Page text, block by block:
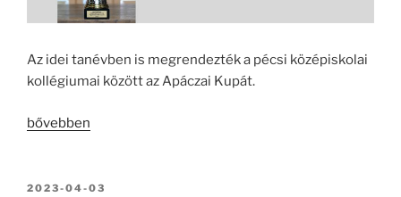
Az idei tanévben is megrendezték a pécsi középiskolai
kollégiumai között az Apáczai Kupát.
„APÁCZAI
bővebben
BEKÜLDVE:
2023-04-03